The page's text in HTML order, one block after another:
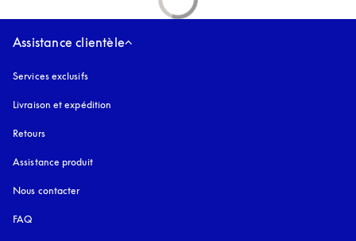
Assistance clientèle
Services exclusifs
Livraison et expédition
Retours
Assistance produit
Nous contacter
FAQ